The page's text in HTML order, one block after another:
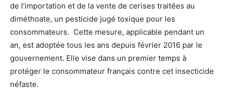
de l’importation et de la vente de cerises traitées au
diméthoate, un pesticide jugé toxique pour les
consommateurs. Cette mesure, applicable pendant un
an, est adoptée tous les ans depuis février 2016 par le
gouvernement. Elle vise dans un premier temps à
protéger le consommateur français contre cet insecticide
néfaste.